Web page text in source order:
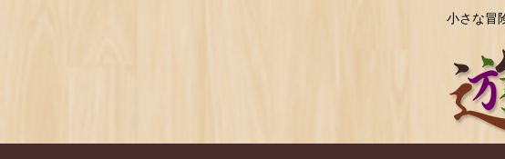
小さな冒